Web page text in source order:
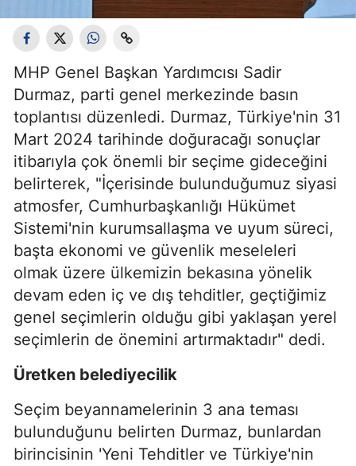
MHP Genel Başkan Yardımcısı Sadir
Durmaz, parti genel merkezinde basın
toplantısı düzenledi. Durmaz, Türkiye'nin 31
Mart 2024 tarihinde doğuracağı sonuçlar
itibarıyla çok önemli bir seçime gideceğini
belirterek, "İçerisinde bulunduğumuz siyasi
atmosfer, Cumhurbaşkanlığı Hükümet
Sistemi'nin kurumsallaşma ve uyum süreci,
başta ekonomi ve güvenlik meseleleri
olmak üzere ülkemizin bekasına yönelik
devam eden iç ve dış tehditler, geçtiğimiz
genel seçimlerin olduğu gibi yaklaşan yerel
seçimlerin de önemini artırmaktadır" dedi.
Üretken belediyecilik
Seçim beyannamelerinin 3 ana teması
bulunduğunu belirten Durmaz, bunlardan
birincisinin 'Yeni Tehditler ve Türkiye'nin